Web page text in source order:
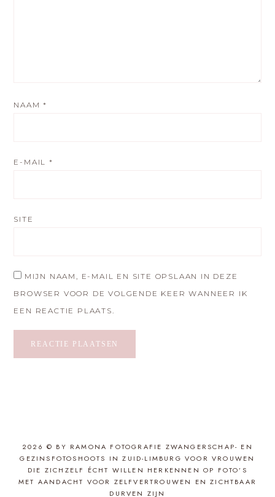
NAAM*
E-MAIL*
SITE
MIJN NAAM, E-MAIL EN SITE OPSLAAN IN DEZE
BROWSER VOOR DE VOLGENDE KEER WANNEER IK
EEN REACTIE PLAATS.
2026 © BY RAMONA FOTOGRAFIE ZWANGERSCHAP- EN
GEZINSFOTOSHOOTS IN ZUID-LIMBURG VOOR VROUWEN
DIE ZICHZELF ÉCHT WILLEN HERKENNEN OP FOTO’S
MET AANDACHT VOOR ZELFVERTROUWEN EN ZICHTBAAR
DURVEN ZIJN